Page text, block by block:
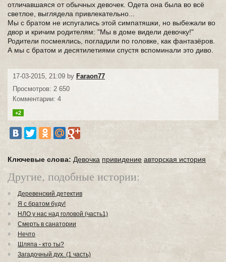
отличавшаяся от обычных девочек. Одета она была во всё
светлое, выглядела привлекательно...
Мы с братом не испугались этой симпатяшки, но выбежали во
двор и кричим родителям: "Мы в доме видели девочку!"
Родители посмеялись, погладили по головке, как фантазёров.
А мы с братом и десятилетиями спустя вспоминали это диво.
17-03-2015, 21:09 by Faraon77
Просмотров: 2 650
Комментарии: 4
+2
Ключевые слова: Девочка привидение авторская история
Другие, подобные истории:
Деревенский детектив
Я с братом буду!
НЛО у нас над головой (часть1)
Смерть в санатории
Нечто
Шляпа - кто ты?
Загадочный дух. (1 часть)